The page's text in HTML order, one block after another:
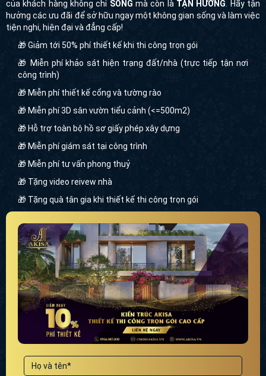
của khách hàng không chỉ SỐNG mà còn là TẬN HƯỞNG . Hãy tận
hưởng các ưu đãi để sở hữu ngay một không gian sống và làm việc
tiện nghi, hiện đại và đẳng cấp!
🎁 Giảm tới 50% phí thiết kế khi thi công trọn gói
🎁 Miễn phí khảo sát hiện trạng đất/nhà (trực tiếp tận nơi
công trình)
🎁 Miễn phí thiết kế cổng và tường rào
🎁 Miễn phí 3D sân vườn tiểu cảnh (<=500m2)
🎁 Hỗ trợ toàn bộ hồ sơ giấy phép xây dựng
🎁 Miễn phí giám sát tại công trình
🎁 Miễn phí tư vấn phong thuỷ
🎁 Tặng video reivew nhà
🎁 Tặng quà tân gia khi thiết kế thi công trọn gói